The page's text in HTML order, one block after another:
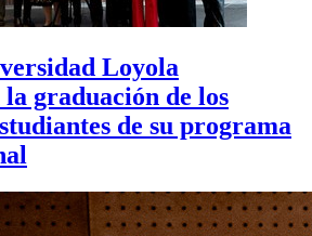
Loyola
graduación de los
de su programa